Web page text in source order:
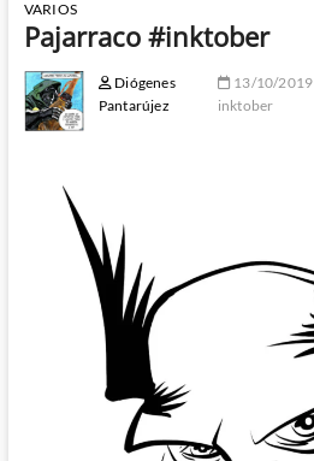
VARIOS
Pajarraco #inktober
Diógenes
Pantarújez
13/10/2019
inktober